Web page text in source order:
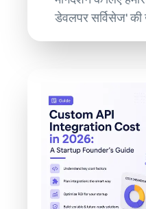
डेवलपर सर्विसेज'